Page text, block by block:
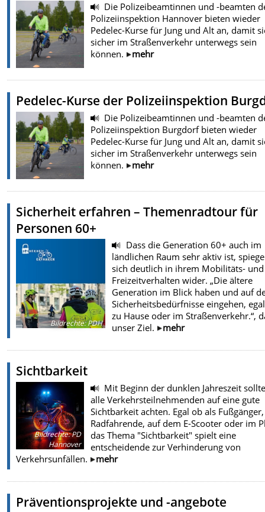
Die Polizeibeamtinnen und -beamten
Polizeiinspektion Hannover bieten wieder
Pedelec-Kurse für Jung und Alt an, damit
sicher im Straßenverkehr unterwegs sein
können.
mehr
Pedelec-Kurse der Polizeiinspektion
Die Polizeibeamtinnen und -beamten
Polizeiinspektion Burgdorf bieten wieder
Pedelec-Kurse für Jung und Alt an, damit
sicher im Straßenverkehr unterwegs sein
können.
mehr
Sicherheit erfahren – Themenradtour für
Personen 60+
Bildrechte:PDH
Dass die Generation 60+ auch im
ländlichen Raum sehr aktiv ist,
sich deutlich in ihrem Mobilitäts- und
Freizeitverhalten wider. „Die ältere
Generation im Blick haben und auf
Sicherheitsbedürfnisse eingehen,
zu Hause oder im Straßenverkehr.“,
unser Ziel.
mehr
Sichtbarkeit
Bildrechte:PD
Hannover
Mit Beginn der dunklen Jahreszeit
alle Verkehrsteilnehmenden auf eine gute
Sichtbarkeit achten. Egal ob als
Radfahrende, auf dem E-Scooter oder im
das Thema "Sichtbarkeit" spielt eine
entscheidende zur Verhinderung von
Verkehrsunfällen.
mehr
Präventionsprojekte und -angebote